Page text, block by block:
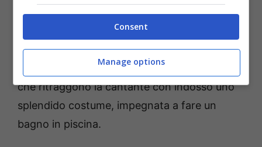
spiegare precedentemente a tenere banco
nel mondo del web troviamo alcune bellissime
foto cheLaura Pausiniha condiviso nella sua
pagina Instagram alcuni giorni fa. Immagini
che ritraggono la cantante con indosso uno
splendido costume, impegnata a fare un
bagno in piscina.
Consent
Manage options